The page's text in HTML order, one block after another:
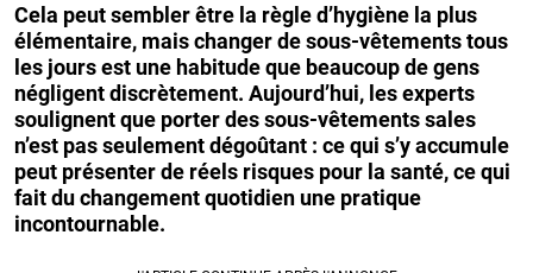
Cela peut sembler être la règle d’hygiène la plus
élémentaire, mais changer de sous-vêtements tous
les jours est une habitude que beaucoup de gens
négligent discrètement. Aujourd’hui, les experts
soulignent que porter des sous-vêtements sales
n’est pas seulement dégoûtant : ce qui s’y accumule
peut présenter de réels risques pour la santé, ce qui
fait du changement quotidien une pratique
incontournable.